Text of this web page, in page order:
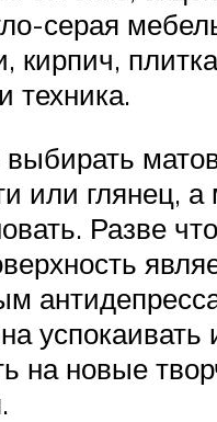
серая
кирпич,
техника.
или глянец,
Разве
успокаивать
на новые